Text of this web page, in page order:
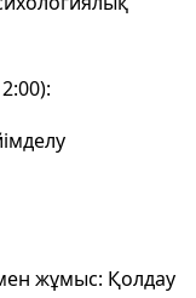
жұмыс: Қолдау